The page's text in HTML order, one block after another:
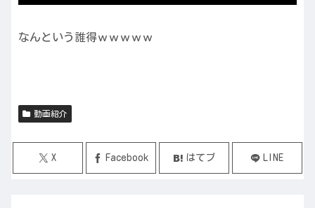
なんという誰得ｗｗｗｗｗ
動画紹介
X Facebook はてブ LINE